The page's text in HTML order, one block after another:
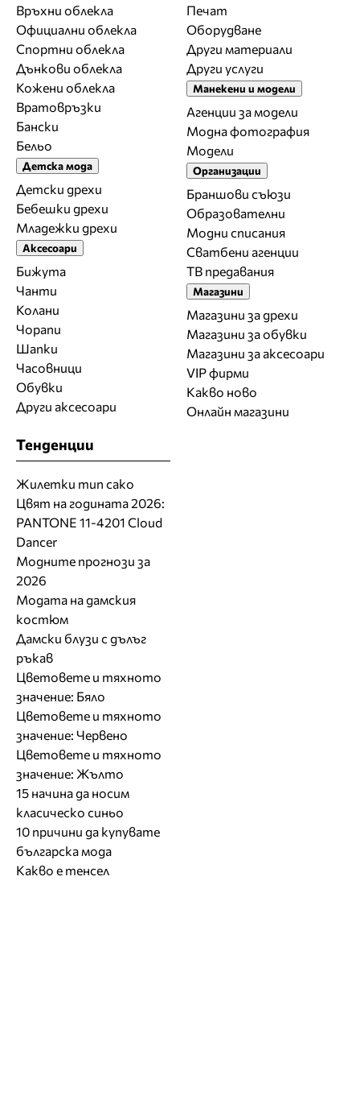
Връхни облекла
Официални облекла
Спортни облекла
Дънкови облекла
Кожени облекла
Вратовръзки
Бански
Бельо
Детска мода
Детски дрехи
Бебешки дрехи
Младежки дрехи
Аксесоари
Бижута
Чанти
Колани
Чорапи
Шапки
Часовници
Обувки
Други аксесоари
Печат
Оборудване
Други материали
Други услуги
Манекени и модели
Агенции за модели
Модна фотография
Модели
Организации
Браншови съюзи
Образователни
Модни списания
Сватбени агенции
ТВ предавания
Магазини
Магазини за дрехи
Магазини за обувки
Магазини за aксесоари
VIP фирми
Какво ново
Онлайн магазини
Тенденции
Жилетки тип сако
Цвят на годината 2026:
PANTONE 11-4201 Cloud
Dancer
Модните прогнози за
2026
Модата на дамския
костюм
Дамски блузи с дълъг
ръкав
Цветовете и тяхното
значение: Бяло
Цветовете и тяхното
значение: Червено
Цветовете и тяхното
значение: Жълто
15 начина да носим
класическо синьо
10 причини да купувате
българска мода
Какво е тенсел